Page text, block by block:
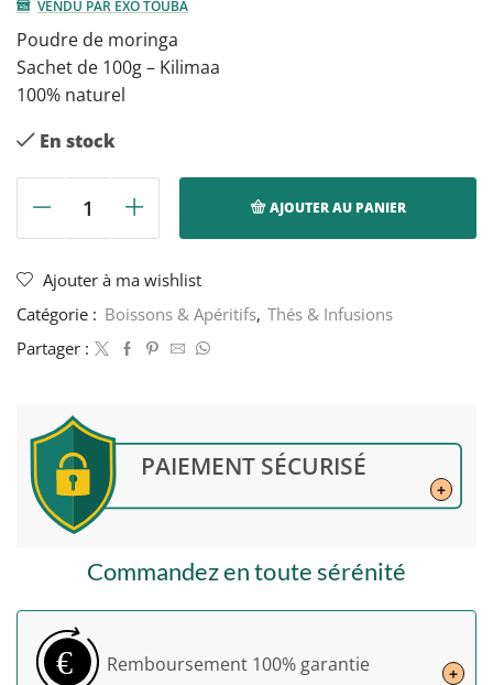
VENDU PAR EXO TOUBA
Poudre de moringa
Sachet de 100g – Kilimaa
100% naturel
En stock
quantité
de
de
moringa
Kilimaa
AJOUTER AU PANIER
Ajouter à ma wishlist
Catégorie : Boissons & Apéritifs, Thés & Infusions
Partager :
PAIEMENT SÉCURISÉ
+
Commandez en toute sérénité
€ Remboursement 100% garantie +